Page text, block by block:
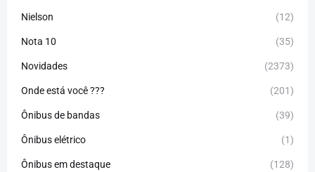
Nielson (12)
Nota 10 (35)
Novidades (2373)
Onde está você ??? (201)
Ônibus de bandas (39)
Ônibus elétrico (1)
Ônibus em destaque (128)